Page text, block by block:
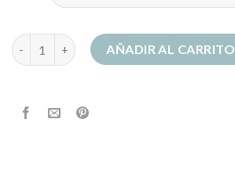
sudadera padel hombre cantidad
AÑADIR AL CARRITO